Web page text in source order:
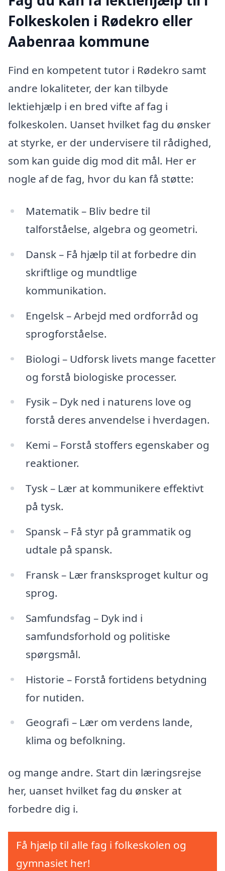
Folkeskolen i Rødekro eller
Aabenraa kommune
Find en kompetent tutor i Rødekro samt
andre lokaliteter, der kan tilbyde
lektiehjælp i en bred vifte af fag i
folkeskolen. Uanset hvilket fag du ønsker
at styrke, er der undervisere til rådighed,
som kan guide dig mod dit mål. Her er
nogle af de fag, hvor du kan få støtte:
Matematik – Bliv bedre til
talforståelse, algebra og geometri.
Dansk – Få hjælp til at forbedre din
skriftlige og mundtlige
kommunikation.
Engelsk – Arbejd med ordforråd og
sprogforståelse.
Biologi – Udforsk livets mange facetter
og forstå biologiske processer.
Fysik – Dyk ned i naturens love og
forstå deres anvendelse i hverdagen.
Kemi – Forstå stoffers egenskaber og
reaktioner.
Tysk – Lær at kommunikere effektivt
på tysk.
Spansk – Få styr på grammatik og
udtale på spansk.
Fransk – Lær fransksproget kultur og
sprog.
Samfundsfag – Dyk ind i
samfundsforhold og politiske
spørgsmål.
Historie – Forstå fortidens betydning
for nutiden.
Geografi – Lær om verdens lande,
klima og befolkning.
og mange andre. Start din læringsrejse
her, uanset hvilket fag du ønsker at
forbedre dig i.
Få hjælp til alle fag i folkeskolen og
gymnasiet her!